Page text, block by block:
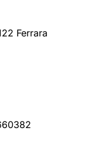
Ferrara